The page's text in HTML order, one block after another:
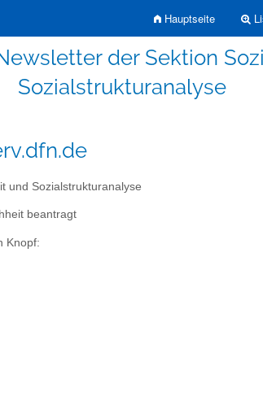
Hauptseite
der Sektion
Sozialstrukturanalyse
und Sozialstrukturanalyse
beantragt
Knopf: